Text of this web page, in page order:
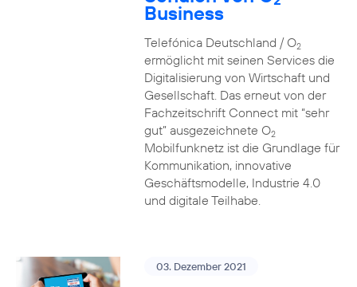
Business
Telefónica Deutschland / O2
ermöglicht mit seinen Services die
Digitalisierung von Wirtschaft und
Gesellschaft. Das erneut von der
Fachzeitschrift Connect mit “sehr
gut” ausgezeichnete O2
Mobilfunknetz ist die Grundlage für
Kommunikation, innovative
Geschäftsmodelle, Industrie 4.0
und digitale Teilhabe.
03. Dezember 2021